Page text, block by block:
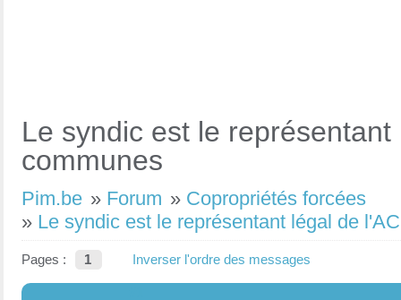
Le syndic est le
communes
Pim.be » Forum » Copropriétés forcées
» Le syndic est le représentant légal de
Pages : 1 Inverser l'ordre des messages